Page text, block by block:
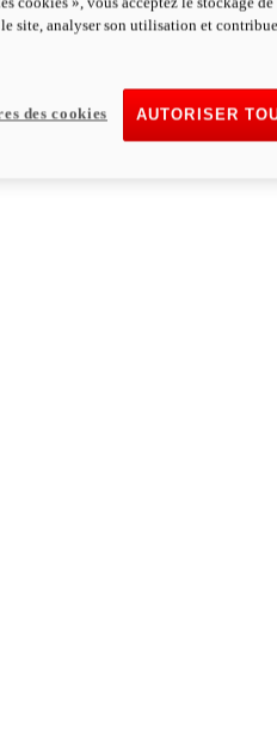
SP 100
site, analyser son utilisation et
AUTORISER
des cookies